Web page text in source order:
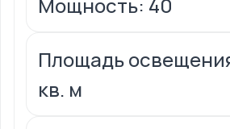
Мощность: 40
Площадь
кв. м